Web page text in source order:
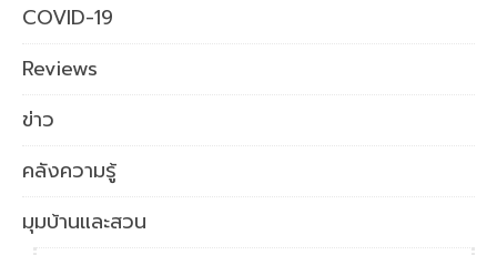
COVID-19
Reviews
ข่าว
คลังความรู้
มุมบ้านและสวน